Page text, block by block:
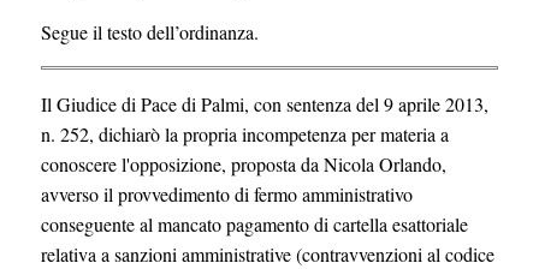
Segue il testo dell’ordinanza.
Il Giudice di Pace di Palmi, con sentenza del 9 aprile 2013,
n. 252, dichiarò la propria incompetenza per materia a
conoscere l'opposizione, proposta da Nicola Orlando,
avverso il provvedimento di fermo amministrativo
conseguente al mancato pagamento di cartella esattoriale
relativa a sanzioni amministrative (contravvenzioni al codice